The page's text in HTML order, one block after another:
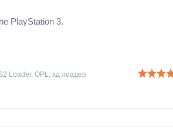
PlayStation 3.
Loader, OPL, хд лоадер